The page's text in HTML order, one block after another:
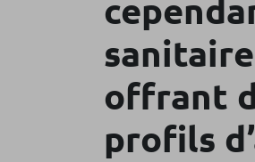
offrant
profils